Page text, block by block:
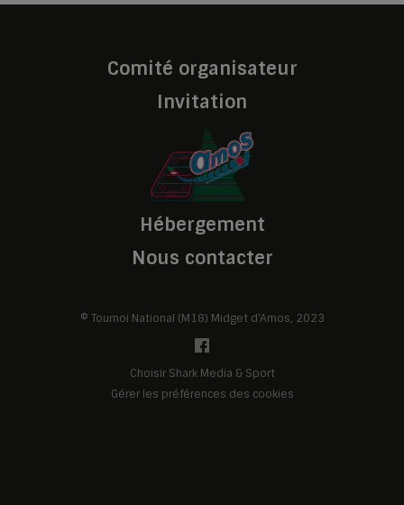
Comité organisateur
Invitation
Hébergement
Nous contacter
© Tournoi National (M18) Midget d'Amos, 2023
Choisir Shark Media & Sport
Gérer les préférences des cookies